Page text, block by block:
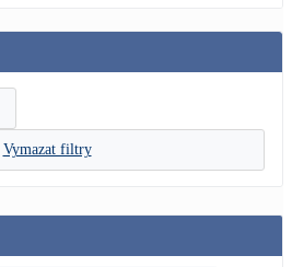
Vymazat filtry